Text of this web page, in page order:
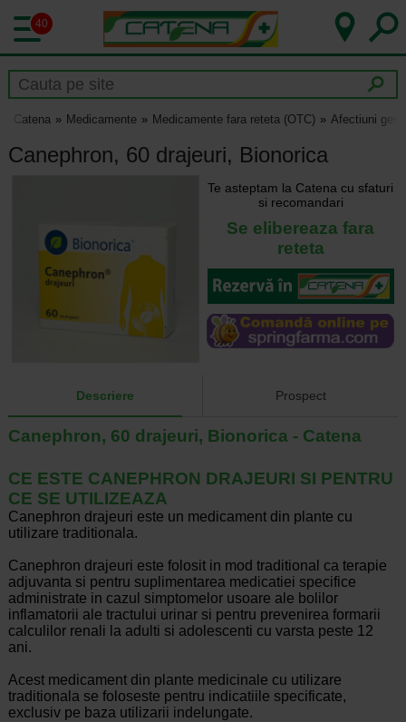
40
Catena Medicamente Medicamente fara reteta (OTC) Afectiuni
Canephron, 60 drajeuri, Bionorica
Te asteptam la Catena cu sfaturi
si recomandari
Se elibereaza fara
reteta
Descriere Prospect
Canephron, 60 drajeuri, Bionorica - Catena
CE ESTE CANEPHRON DRAJEURI SI PENTRU
CE SE UTILIZEAZA
Canephron drajeuri este un medicament din plante cu
utilizare traditionala.
Canephron drajeuri este folosit in mod traditional ca terapie
adjuvanta si pentru suplimentarea medicatiei specifice
administrate in cazul simptomelor usoare ale bolilor
inflamatorii ale tractului urinar si pentru prevenirea formarii
calculilor renali la adulti si adolescenti cu varsta peste 12
ani.
Acest medicament din plante medicinale cu utilizare
traditionala se foloseste pentru indicatiile specificate,
exclusiv pe baza utilizarii indelungate.